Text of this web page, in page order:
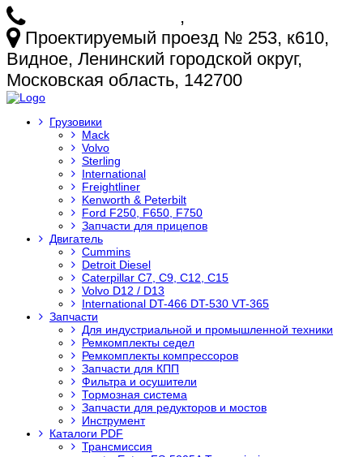
,
Проектируемый проезд № 253, к610,
Видное, Ленинский городской округ,
Московская область, 142700
Грузовики
Mack
Volvo
Sterling
International
Freightliner
Kenworth & Peterbilt
Ford F250, F650, F750
Запчасти для прицепов
Двигатель
Cummins
Detroit Diesel
Caterpillar C7, C9, C12, C15
Volvo D12 / D13
International DT-466 DT-530 VT-365
Запчасти
Для индустриальной и промышленной техники
Ремкомплекты седел
Ремкомплекты компрессоров
Запчасти для КПП
Фильтра и осушители
Тормозная система
Запчасти для редукторов и мостов
Инструмент
Каталоги PDF
Трансмиссия